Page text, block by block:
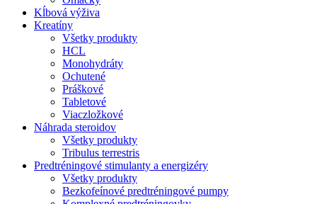
Kĺbová výživa
Kreatíny
Všetky produkty
HCL
Monohydráty
Ochutené
Práškové
Tabletové
Viaczložkové
Náhrada steroidov
Všetky produkty
Tribulus terrestris
Predtréningové stimulanty a energizéry
Všetky produkty
Bezkofeínové predtréningové pumpy